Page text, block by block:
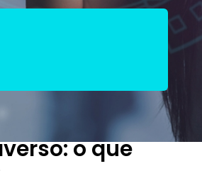
o que